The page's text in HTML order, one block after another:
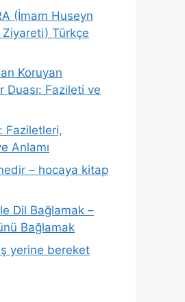
(İmam Huseyn
Ziyareti) Türkçe
Koruyan
Duası: Fazileti ve
Faziletleri,
Anlamı
– hocaya kitap
Dil Bağlamak –
Bağlamak
yerine bereket